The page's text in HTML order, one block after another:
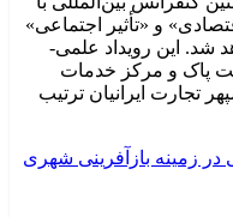
و «تأثیر اجتماعی»
شد. این رویداد علمی-
پاک و مرکز خدمات
تجارت ایرانیان ترتیب